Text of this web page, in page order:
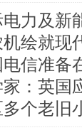
力及新
绘就现
信准备
：英国
个老旧